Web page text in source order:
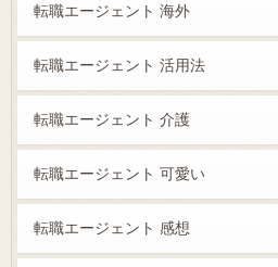
転職エージェント 海外
転職エージェント 活用法
転職エージェント 介護
転職エージェント 可愛い
転職エージェント 感想